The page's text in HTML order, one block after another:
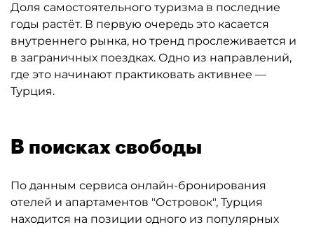
Доля самостоятельного туризма в последние
годы растёт. В первую очередь это касается
внутреннего рынка, но тренд прослеживается и
в заграничных поездках. Одно из направлений,
где это начинают практиковать активнее —
Турция.
В поисках свободы
По данным сервиса онлайн-бронирования
отелей и апартаментов "Островок", Турция
находится на позиции одного из популярных